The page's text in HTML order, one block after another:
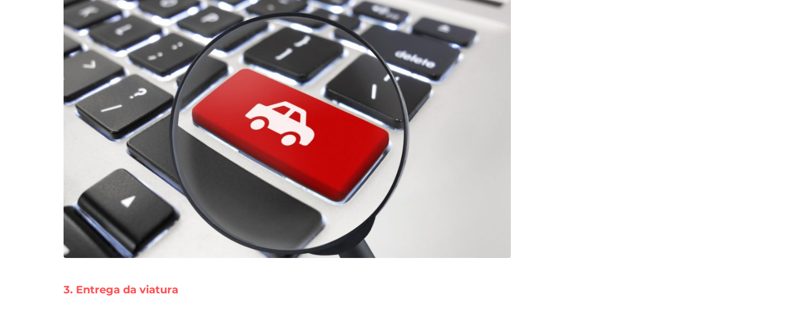
3. Entrega da viatura